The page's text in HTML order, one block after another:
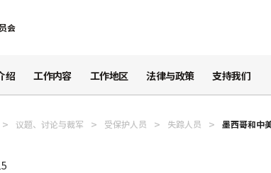
会
绍 工作内容 工作地区 法律与政策 支持我们
议题、讨论与裁军 受保护人员 失踪人员 墨西哥和中